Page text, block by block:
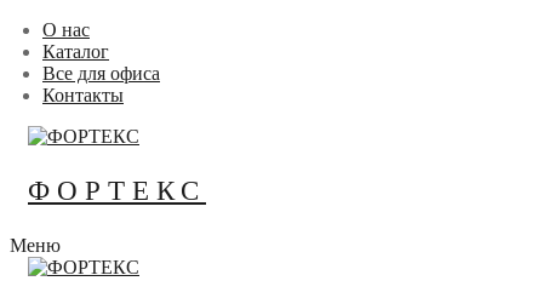
Перейти
содержимому
Меню
Закрыть
О нас
Каталог
Все для офиса
Контакты
ФОРТЕКС
Меню